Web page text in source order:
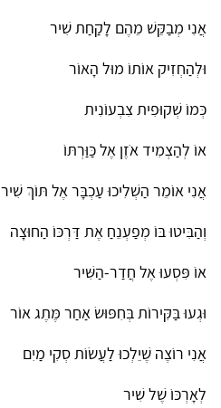
אֲנִי מְבַקֵּשׁ מֵהֶם לָקַחַת שִׁיר
וּלְהַחְזִיק אוֹתוֹ מוּל הָאוֹר
כְּמוֹ שְׁקוּפִית צִבְעוֹנִית
אוֹ לְהַצְמִיד אֹזֶן אֶל כַּוַּרְתּוֹ
אֲנִי אוֹמֵר הַשְׁלִיכוּ עַכְבָּר אֶל תּוֹךְ שִׁיר
וְהַבִּיטוּ בּוֹ מְפַעְנֵחַ אֶת דַּרְכּוֹ הַחוּצָה
אוֹ פִּסְעוּ אֶל חֲדַר-הַשִּׁיר
וּגְעוּ בַּקִּירוֹת בְּחִפּוּשׂ אַחַר מֶּתֶג אוֹר
אֲנִי רוֹצֶה שֶׁיֵלְכוּ לַעֲשׂוֹת סְקִי מַיִם
לְאָרְכּוֹ שֶׁל שִׁיר